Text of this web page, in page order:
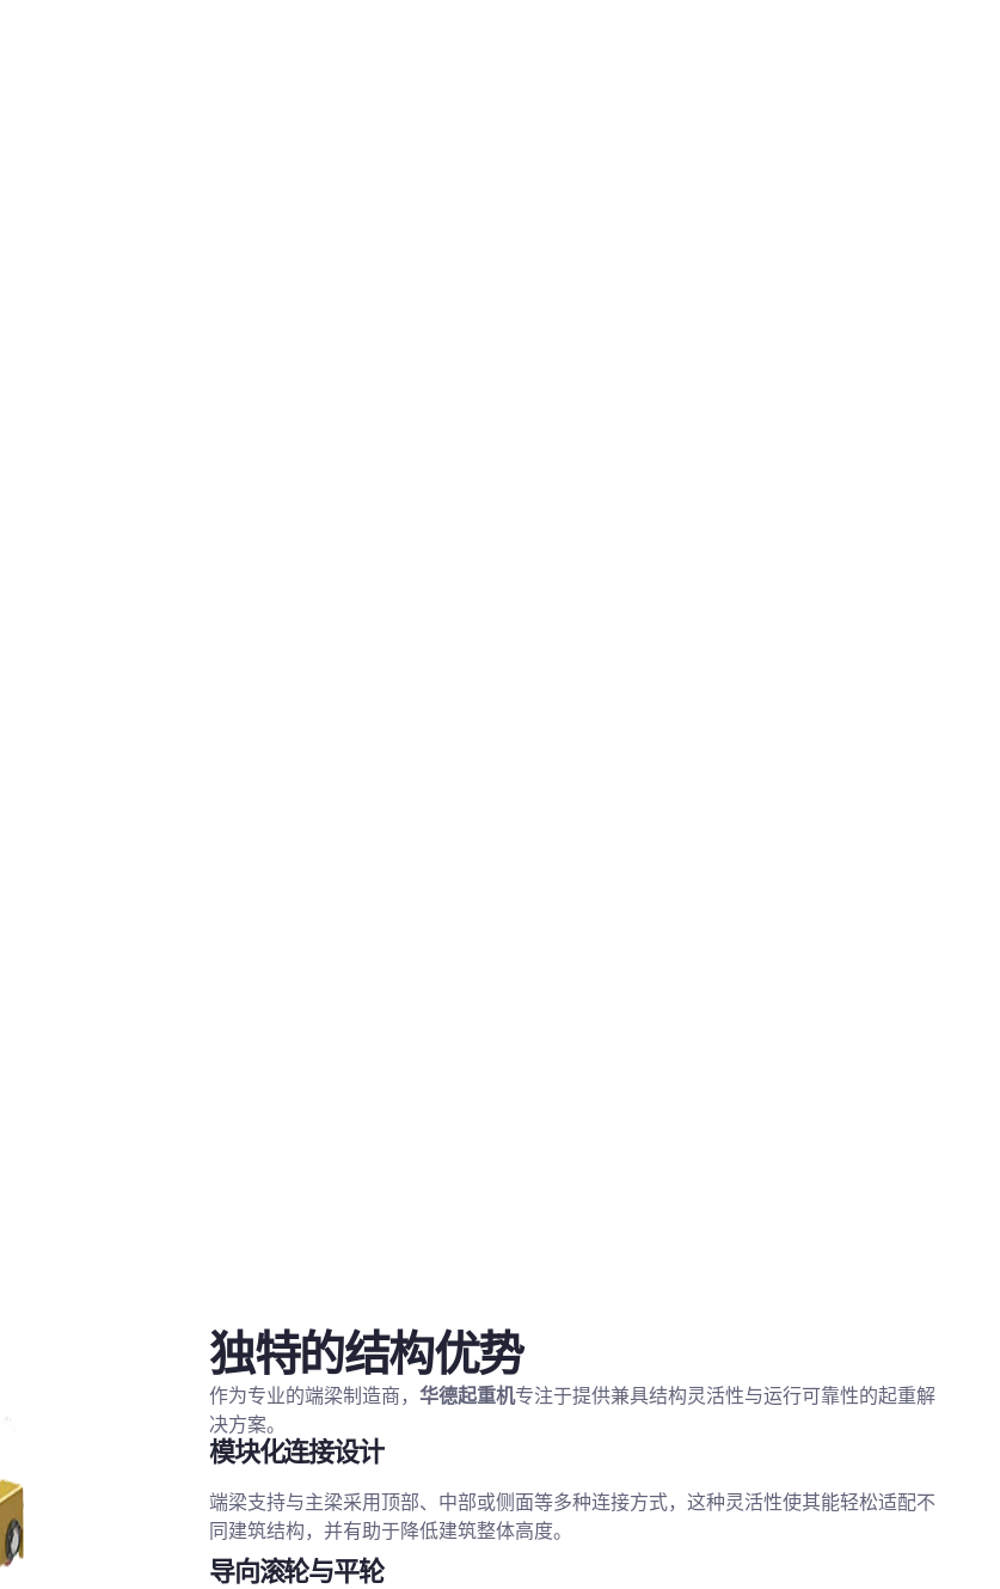
独特的结构优势
作为专业的端梁制造商， 华德起重机专注于提供兼具结构灵活性与运行可靠性的起重解
决方案。
模块化连接设计
端梁支持与主梁采用顶部、中部或侧面等多种连接方式，这种灵活性使其能轻松适配不
同建筑结构，并有助于降低建筑整体高度。
导向滚轮与平轮